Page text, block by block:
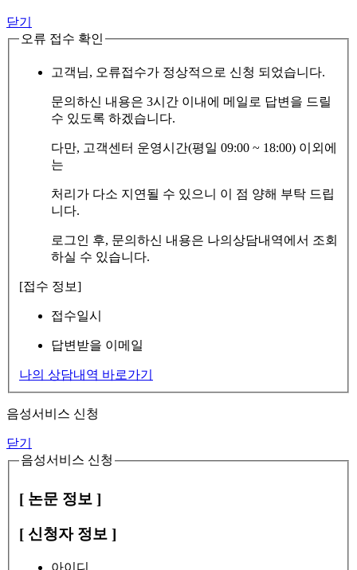
닫기
오류 접수 확인
고객님, 오류접수가 정상적으로 신청 되었습니다.
문의하신 내용은 3시간 이내에 메일로 답변을 드릴
수 있도록 하겠습니다.
다만, 고객센터 운영시간(평일 09:00 ~ 18:00) 이외에
는
처리가 다소 지연될 수 있으니 이 점 양해 부탁 드립
니다.
로그인 후, 문의하신 내용은 나의상담내역에서 조회
하실 수 있습니다.
[접수 정보]
접수일시
답변받을 이메일
나의 상담내역 바로가기
음성서비스 신청
닫기
음성서비스 신청
[ 논문 정보 ]
[ 신청자 정보 ]
아이디